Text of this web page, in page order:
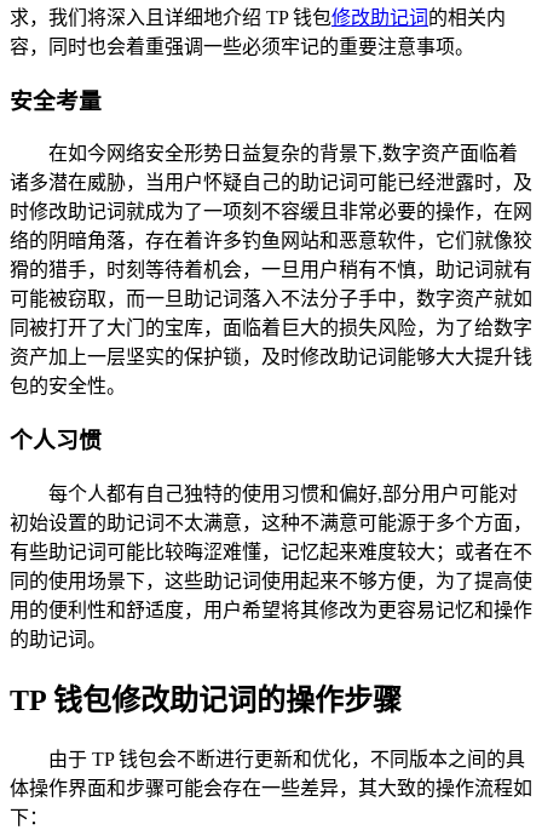
求，我们将深入且详细地介绍 TP 钱包修改助记词 的相关内
容，同时也会着重强调一些必须牢记的重要注意事项。
安全考量
在如今网络安全形势日益复杂的背景下,数字资产面临着
诸多潜在威胁，当用户怀疑自己的助记词可能已经泄露时，及
时修改助记词就成为了一项刻不容缓且非常必要的操作，在网
络的阴暗角落，存在着许多钓鱼网站和恶意软件，它们就像狡
猾的猎手，时刻等待着机会，一旦用户稍有不慎，助记词就有
可能被窃取，而一旦助记词落入不法分子手中，数字资产就如
同被打开了大门的宝库，面临着巨大的损失风险，为了给数字
资产加上一层坚实的保护锁，及时修改助记词能够大大提升钱
包的安全性。
个人习惯
每个人都有自己独特的使用习惯和偏好,部分用户可能对
初始设置的助记词不太满意，这种不满意可能源于多个方面，
有些助记词可能比较晦涩难懂，记忆起来难度较大；或者在不
同的使用场景下，这些助记词使用起来不够方便，为了提高使
用的便利性和舒适度，用户希望将其修改为更容易记忆和操作
的助记词。
TP 钱包修改助记词的操作步骤
由于 TP 钱包会不断进行更新和优化，不同版本之间的具
体操作界面和步骤可能会存在一些差异，其大致的操作流程如
下：